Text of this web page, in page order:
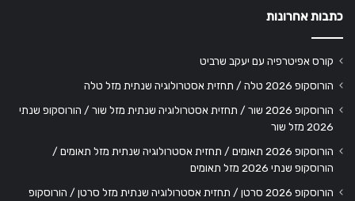
כתבות אחרונות
קורס אפיטרפיה עם יעקב שרביט
הורוסקופ 2026 טלה / תחזית אסטרולוגיה שנתית מזל טלה
הורוסקופ 2026 שור / תחזית אסטרולוגיה שנתית מזל שור / הורוסקופ שנתי
2026 מזל שור
הורוסקופ 2026 תאומים / תחזית אסטרולוגיה שנתית מזל תאומים /
הורוסקופ שנתי 2026 מזל תאומים
הורוסקופ 2026 סרטן / תחזית אסטרולוגיה שנתית מזל סרטן / הורוסקופ